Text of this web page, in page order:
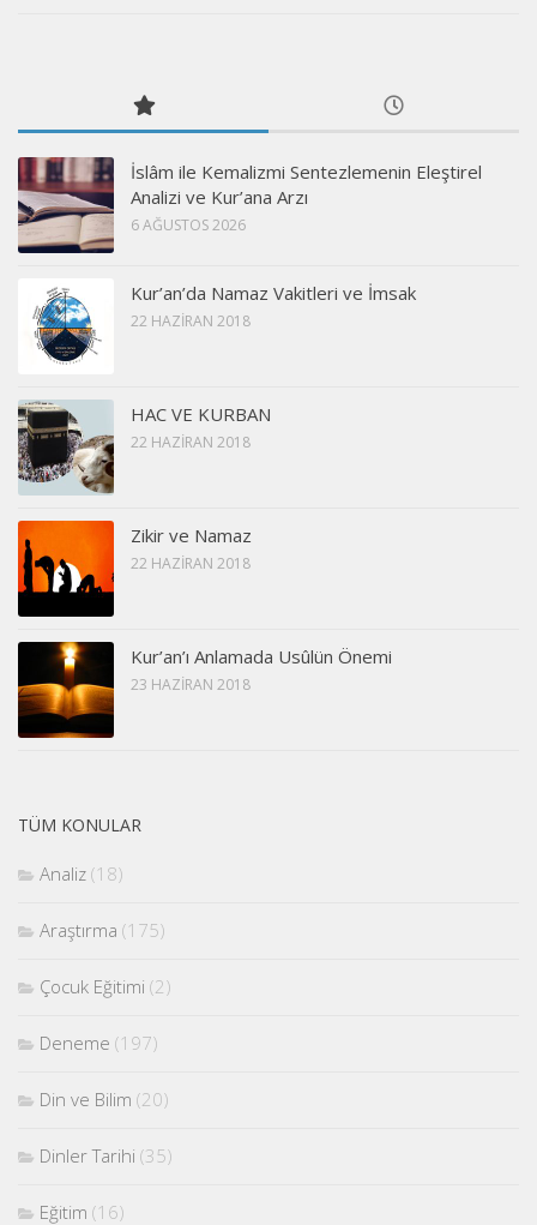
İslâm ile Kemalizmi Sentezlemenin Eleştirel
Analizi ve Kur’ana Arzı
6 AĞUSTOS 2026
Kur’an’da Namaz Vakitleri ve İmsak
22 HAZIRAN 2018
HAC VE KURBAN
22 HAZIRAN 2018
Zikir ve Namaz
22 HAZIRAN 2018
Kur’an’ı Anlamada Usûlün Önemi
23 HAZIRAN 2018
TÜM KONULAR
Analiz (18)
Araştırma (175)
Çocuk Eğitimi (2)
Deneme (197)
Din ve Bilim (20)
Dinler Tarihi (35)
Eğitim (16)